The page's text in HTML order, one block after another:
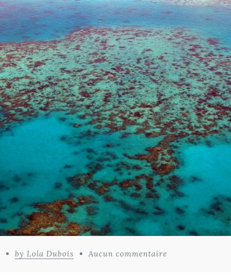
by Lola Dubois Aucun commentaire